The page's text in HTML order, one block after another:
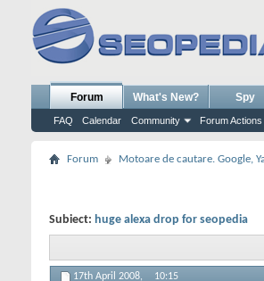
Forum
FAQ Calendar Community Forum Actions
What's New? Spy
Forum Motoare de cautare. Google,
Subiect: huge alexa drop for seopedia
17th April 2008, 10:15